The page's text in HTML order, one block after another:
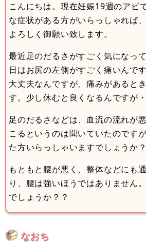
こんにちは。現在妊娠19週のアビ
な症状がある方がいらっしゃれば
よろしく御願い致します。
最近足のだるさがすごく気になっ
日はお尻の左側がすごく痛いんで
大丈夫なんですが、痛みがあると
す。少し休むと良くなるんですが・
足のだるさなどは、血流の流れが
こるというのは聞いていたのです
た方いらっしゃいますでしょうか
もともと腰が悪く、整体などにも
り、腰は強いほうではありません
でしょうか？？
なおち